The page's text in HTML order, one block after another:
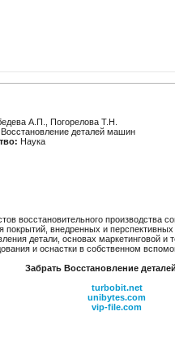
А.П., Погорелова Т.Н.
Восстановление деталей машин
Наука
восстановительного производства
покрытий, внедренных и
детали, основах маркетинговой и
и оснастки в собственном
Забрать Восстановление
turbobit.net
unibytes.com
vip-file.com